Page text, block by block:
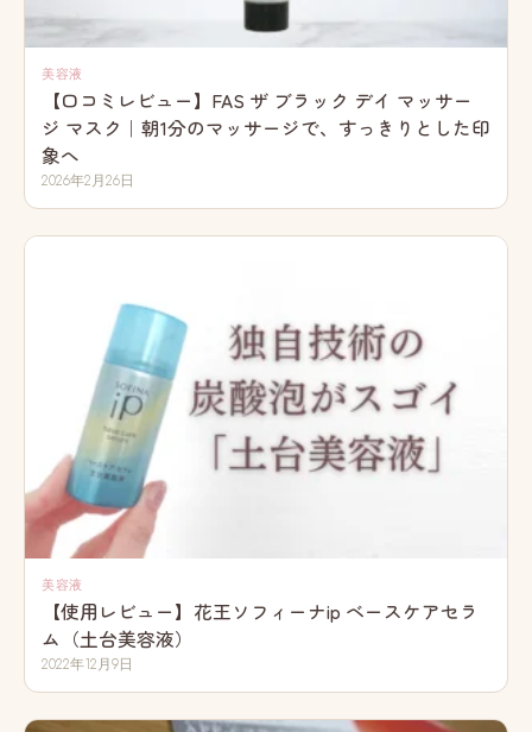
美容液
【口コミレビュー】FAS ザ ブラック デイ マッサー
ジ マスク｜朝1分のマッサージで、すっきりとした印
象へ
2026年2月26日
美容液
【使用レビュー】花王ソフィーナip ベースケアセラ
ム（土台美容液）
2022年12月9日